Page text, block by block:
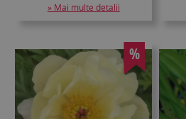
» Mai multe detalii
%